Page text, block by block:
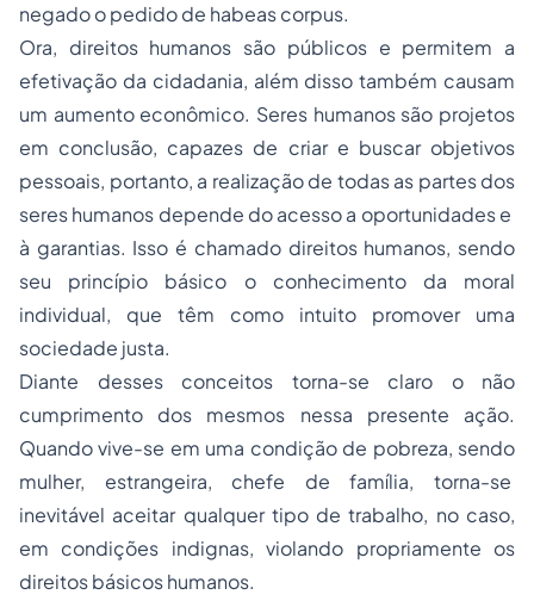
negado o pedido de habeas corpus.
Ora, direitos humanos são públicos e permitem a
efetivação da cidadania, além disso também causam
um aumento econômico. Seres humanos são projetos
em conclusão, capazes de criar e buscar objetivos
pessoais, portanto, a realização de todas as partes dos
seres humanos depende do acesso a oportunidades e
à garantias. Isso é chamado direitos humanos, sendo
seu princípio básico o conhecimento da moral
individual, que têm como intuito promover uma
sociedade justa.
Diante desses conceitos torna-se claro o não
cumprimento dos mesmos nessa presente ação.
Quando vive-se em uma condição de pobreza, sendo
mulher, estrangeira, chefe de família, torna-se
inevitável aceitar qualquer tipo de trabalho, no caso,
em condições indignas, violando propriamente os
direitos básicos humanos.